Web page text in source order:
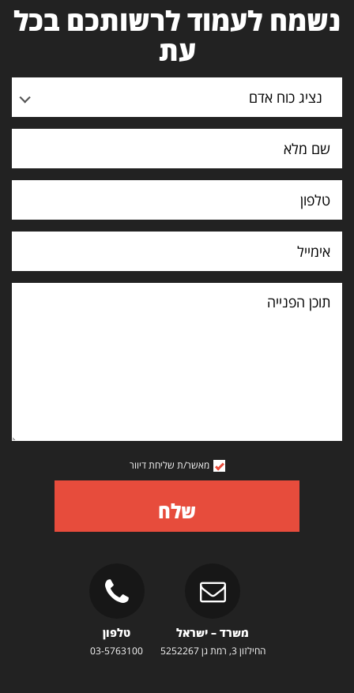
נשמח לעמוד לרשותכם בכל
עת
נציג כוח אדם
תוכן
הפנייה
מאשר/ת שליחת דיוור
שלח
משרד – ישראל
החילזון 3, רמת גן 5252267
טלפון
03-5763100